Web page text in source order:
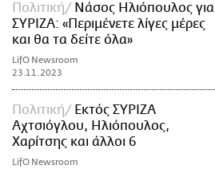
Πολιτική
Νάσος Ηλιόπουλος για
ΣΥΡΙΖΑ: «Περιμένετε λίγες μέρες
και θα τα δείτε όλα»
LifO Newsroom
23.11.2023
Πολιτική
Εκτός ΣΥΡΙΖΑ
Αχτσιόγλου, Ηλιόπουλος,
Χαρίτσης και άλλοι 6
LifO Newsroom